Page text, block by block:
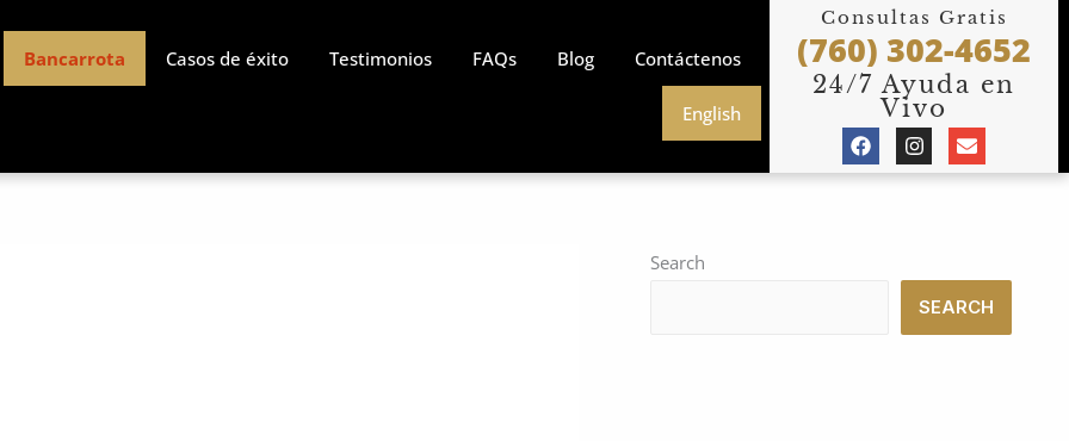
Bancarrota Casos de éxito Testimonios FAQs Blog Contáctenos
English
Consultas Gratis
(760) 302-4652
24/7 Ayuda en
Vivo
F
a
c
I
n
s
a
m
E
n
v
e
Search
SEARCH